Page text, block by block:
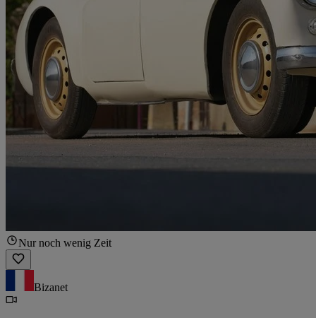
Nur noch wenig Zeit
Bizanet